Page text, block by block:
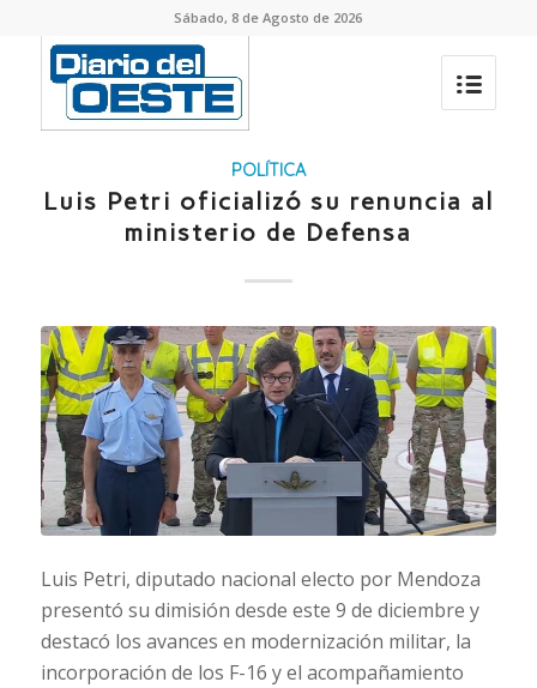
Sábado, 8 de Agosto de 2026
POLÍTICA
Luis Petri oficializó su renuncia al
ministerio de Defensa
Luis Petri, diputado nacional electo por Mendoza
presentó su dimisión desde este 9 de diciembre y
destacó los avances en modernización militar, la
incorporación de los F-16 y el acompañamiento